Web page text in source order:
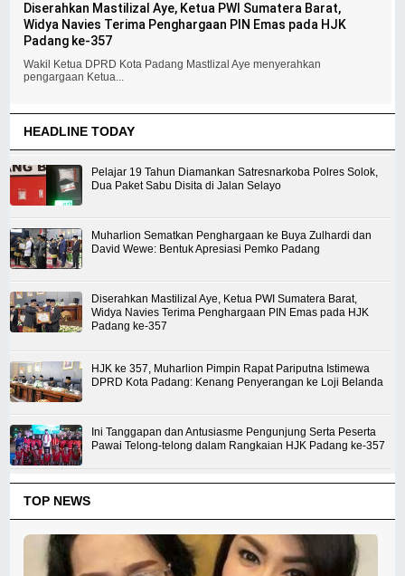
Diserahkan Mastilizal Aye, Ketua PWI Sumatera Barat,
Widya Navies Terima Penghargaan PIN Emas pada HJK
Padang ke-357
Wakil Ketua DPRD Kota Padang Mastlizal Aye menyerahkan
pengargaan Ketua...
HEADLINE TODAY
Pelajar 19 Tahun Diamankan Satresnarkoba Polres Solok,
Dua Paket Sabu Disita di Jalan Selayo
Muharlion Sematkan Penghargaan ke Buya Zulhardi dan
David Wewe: Bentuk Apresiasi Pemko Padang
Diserahkan Mastilizal Aye, Ketua PWI Sumatera Barat,
Widya Navies Terima Penghargaan PIN Emas pada HJK
Padang ke-357
HJK ke 357, Muharlion Pimpin Rapat Pariputna Istimewa
DPRD Kota Padang: Kenang Penyerangan ke Loji Belanda
Ini Tanggapan dan Antusiasme Pengunjung Serta Peserta
Pawai Telong-telong dalam Rangkaian HJK Padang ke-357
TOP NEWS